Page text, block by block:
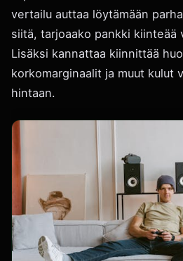
vertailu auttaa löytämään
siitä, tarjoaako pankki kiinteää
Lisäksi kannattaa kiinnittää
korkomarginaalit ja muut kulut
hintaan.